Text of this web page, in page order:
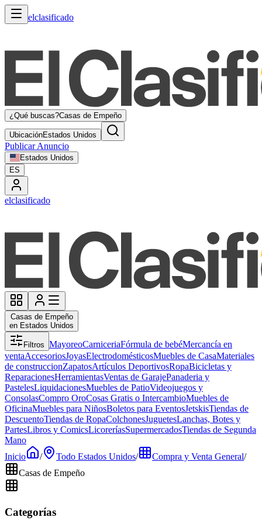
elclasificado
¿Qué buscas?Casas de Empeño
UbicaciónEstados Unidos
Publicar Anuncio
Estados Unidos
ES
elclasificado
Casas de Empeño
en Estados Unidos
Filtros MayoreoCarniceriaFórmula de bebéMercancía en
ventaAccesoriosJoyasElectrodomésticosMuebles de CasaMateriales
de construccionZapatosArtículos DeportivosRopaBicicletas y
ReparacionesHerramientasVentas de GarajePanaderia y
PastelesLiquidacionesMuebles de PatioVideojuegos y
ConsolasCompro OroCosas Gratis o IntercambioMuebles de
OficinaMuebles para NiñosBoletos para EventosJetskisTiendas de
DescuentoTiendas de RopaColchonesJuguetesLanchas, Botes y
PartesLibros y ComicsLicoreríasSupermercadosTiendas de Segunda
Mano
Inicio
/ Todo Estados Unidos/ Compra y Venta General/
Casas de Empeño
Categorías